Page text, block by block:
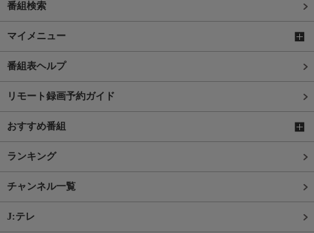
番組検索
マイメニュー
番組表ヘルプ
リモート録画予約ガイド
おすすめ番組
ランキング
チャンネル一覧
J:テレ